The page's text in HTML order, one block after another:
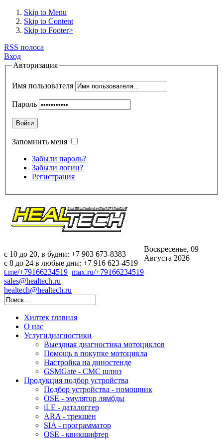
Skip to Menu
Skip to Content
Skip to Footer>
RSS полоса
Вход
Авторизация
Имя пользователя
Пароль
Войти
Запомнить меня
Забыли пароль?
Забыли логин?
Регистрация
c 10 до 20, в будни: +7 903 673-8383
с 8 до 24 в любые дни: +7 916 623-4519
t.me/+79166234519 max.ru/+79166234519
sales@healtech.ru
healtech@healtech.ru
Воскресенье, 09
Августа 2026
Хилтек главная
О нас
Услугидиагностики
Выездная диагностика мотоциклов
Помощь в покупке мотоцикла
Настройка на диностенде
GSMGate - СМС шлюз
Продукция подбор устройства
Подбор устройства - помощник
OSE - эмулятор лямбды
iLE - даталоггер
ARA - трекшен
SIA - программатор
QSE - квикшифтер